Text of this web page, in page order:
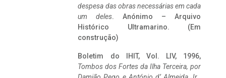
despesa das obras necessárias em cada
um deles. Anónimo – Arquivo
Histórico Ultramarino. (Em
construção)
Boletim do IHIT, Vol. LIV, 1996,
Tombos dos Fortes da Ilha Terceira, por